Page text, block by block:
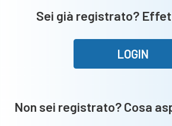
Sei già registrato?
LOGIN
Non sei registrato? Cosa